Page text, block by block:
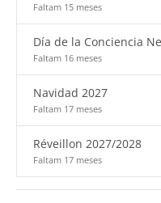
Faltam 15 meses
Día de la Conciencia
Faltam 16 meses
Navidad 2027
Faltam 17 meses
Réveillon 2027/2028
Faltam 17 meses